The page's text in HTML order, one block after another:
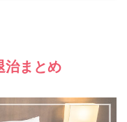
治まとめ